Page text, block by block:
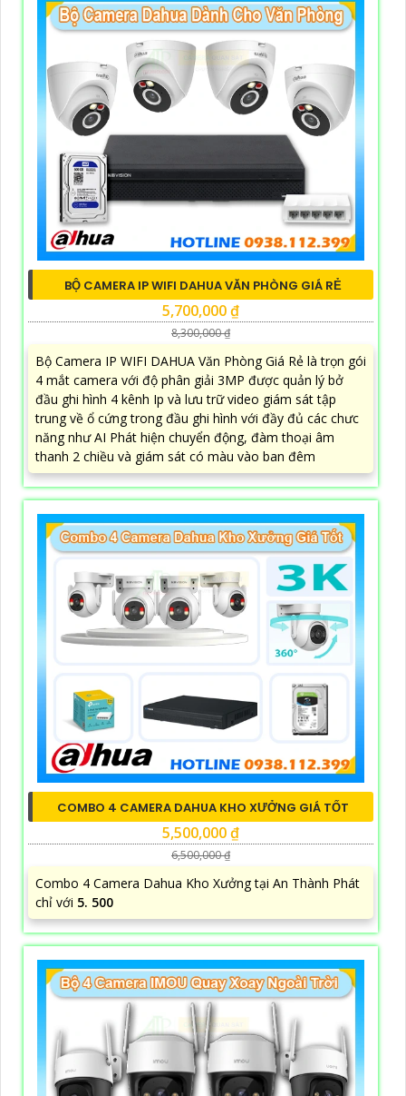
BỘ CAMERA IP WIFI DAHUA VĂN PHÒNG GIÁ RẺ
5,700,000 ₫
8,300,000 ₫
Bộ Camera IP WIFI DAHUA Văn Phòng Giá Rẻ là trọn gói
4 mắt camera với độ phân giải 3MP được quản lý bở
đầu ghi hình 4 kênh Ip và lưu trữ video giám sát tập
trung về ổ cứng trong đầu ghi hình với đầy đủ các chưc
năng như AI Phát hiện chuyển động, đàm thoại âm
thanh 2 chiều và giám sát có màu vào ban đêm
COMBO 4 CAMERA DAHUA KHO XƯỞNG GIÁ TỐT
5,500,000 ₫
6,500,000 ₫
Combo 4 Camera Dahua Kho Xưởng tại An Thành Phát
chỉ với 5. 500